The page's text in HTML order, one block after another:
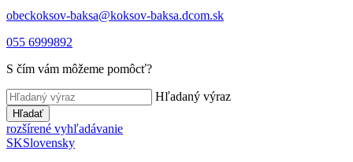
obeckoksov-baksa@koksov-baksa.dcom.sk
055 6999892
S čím vám môžeme pomôcť?
Hľadaný výraz
Hľadať
rozšírené vyhľadávanie
SKSlovensky